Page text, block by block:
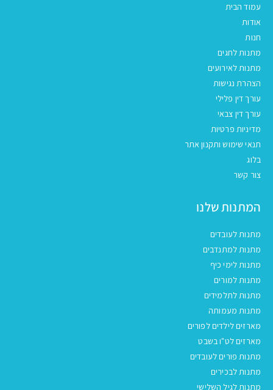
עמוד הבית
אודות
חנות
מתנות לחגים
מתנות לאירועים
הצהרת נגישות
עורך דין פלילי
עורך דין צבאי
מדיניות פרטיות
תנאי שימוש ותקנון אתר
בלוג
צור קשר
המתנות שלנו
מתנות לעובדים
מתנות למתנדבים
מתנות לימי כיף
מתנות למורים
מתנות לתלמידים
מתנות מעמותה
מארזים לילדים לפורים
מארזים לט"ו בשבט
מתנות פורים לעובדים
מתנות לבכירים
מתנות לגיל השלישי